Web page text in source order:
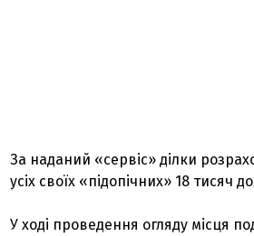
За наданий «сервіс» ділки
усіх своїх «підопічних» 18 тисяч
У ході проведення огляду місця